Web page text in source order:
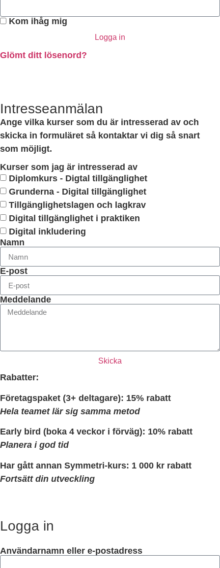
Kom ihåg mig
Logga in
Glömt ditt lösenord?
Intresseanmälan
Ange vilka kurser som du är intresserad av och
skicka in formuläret så kontaktar vi dig så snart
som möjligt.
Kurser som jag är intresserad av
Diplomkurs - Digtal tillgänglighet
Grunderna - Digital tillgänglighet
Tillgänglighetslagen och lagkrav
Digital tillgänglighet i praktiken
Digital inkludering
Namn
E-post
Meddelande
Skicka
Rabatter:
Företagspaket (3+ deltagare): 15% rabatt
Hela teamet lär sig samma metod
Early bird (boka 4 veckor i förväg): 10% rabatt
Planera i god tid
Har gått annan Symmetri-kurs: 1 000 kr rabatt
Fortsätt din utveckling
Logga in
Användarnamn eller e-postadress